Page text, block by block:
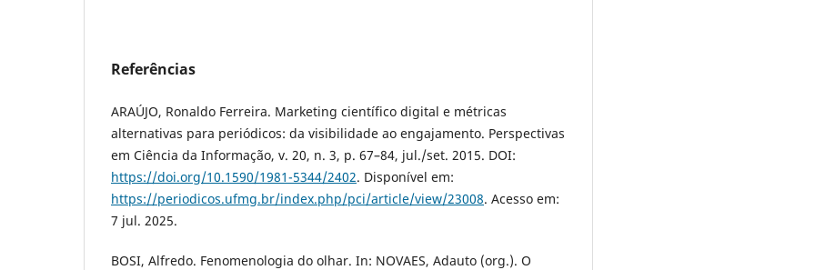
Referências
ARAÚJO, Ronaldo Ferreira. Marketing científico digital e métricas
alternativas para periódicos: da visibilidade ao engajamento. Perspectivas
em Ciência da Informação, v. 20, n. 3, p. 67–84, jul./set. 2015. DOI:
https://doi.org/10.1590/1981-5344/2402. Disponível em:
https://periodicos.ufmg.br/index.php/pci/article/view/23008. Acesso em:
7 jul. 2025.
BOSI, Alfredo. Fenomenologia do olhar. In: NOVAES, Adauto (org.). O